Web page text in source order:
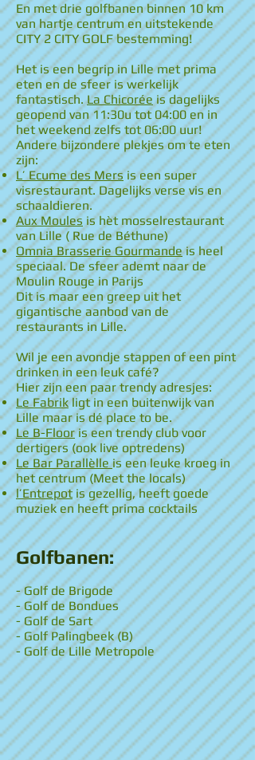
En met drie golfbanen binnen 10 km
van hartje centrum en uitstekende
CITY 2 CITY GOLF bestemming!
Het is een begrip in Lille met prima
eten en de sfeer is werkelijk
fantastisch.La Chicorée is dagelijks
geopend van 11:30u tot 04:00 en in
het weekend zelfs tot 06:00 uur!
Andere bijzondere plekjes om te eten
zijn:
L’ Ecume des Mersis een super
visrestaurant. Dagelijks verse vis en
schaaldieren.
Aux Moules is hèt mosselrestaurant
van Lille ( Rue de Béthune)
Omnia Brasserie Gourmandeis heel
speciaal. De sfeer ademt naar de
Moulin Rouge in Parijs
Dit is maar een greep uit het
gigantische aanbod van de
restaurants in Lille.
Wil je een avondje stappen of een pint
drinken in een leuk café?
Hier zijn een paar trendy adresjes:
Le Fabrikligt in een buitenwijk van
Lille maar is dé place to be.
Le B-Flooris een trendy club voor
dertigers (ook live optredens)
Le Bar Parallèlleis een leuke kroeg in
het centrum (Meet the locals)
l’Entrepotis gezellig, heeft goede
muziek en heeft prima cocktails
Golfbanen:
- Golf de Brigode
- Golf de Bondues
- Golf de Sart
- Golf Palingbeek (B)
- Golf de Lille Metropole